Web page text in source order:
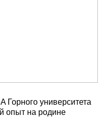
Горного университета
опыт на родине